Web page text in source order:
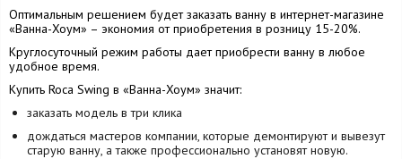
Оптимальным решением будет заказать ванну в интернет-магазине
«Ванна-Хоум» – экономия от приобретения в розницу 15-20%.
Круглосуточный режим работы дает приобрести ванну в любое
удобное время.
Купить Roca Swing в «Ванна-Хоум» значит:
заказать модель в три клика
дождаться мастеров компании, которые демонтируют и вывезут
старую ванну, а также профессионально установят новую.